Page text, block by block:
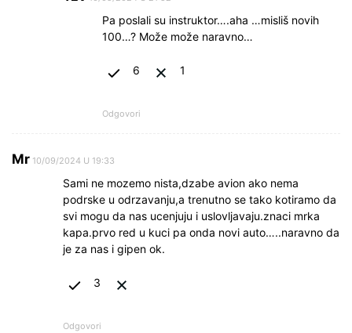
Pa poslali su instruktor….aha …misliš novih
100…? Može može naravno…
6 1
Odgovori
Mr 10/09/2024 U 19:33
Sami ne mozemo nista,dzabe avion ako nema
podrske u odrzavanju,a trenutno se tako kotiramo da
svi mogu da nas ucenjuju i uslovljavaju.znaci mrka
kapa.prvo red u kuci pa onda novi auto…..naravno da
je za nas i gipen ok.
3
Odgovori